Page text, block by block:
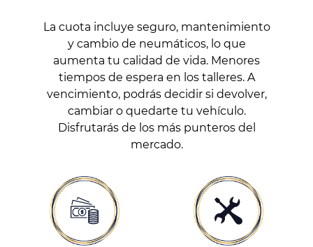
La cuota incluye seguro, mantenimiento
y cambio de neumáticos, lo que
aumenta tu calidad de vida. Menores
tiempos de espera en los talleres. A
vencimiento, podrás decidir si devolver,
cambiar o quedarte tu vehículo.
Disfrutarás de los más punteros del
mercado.